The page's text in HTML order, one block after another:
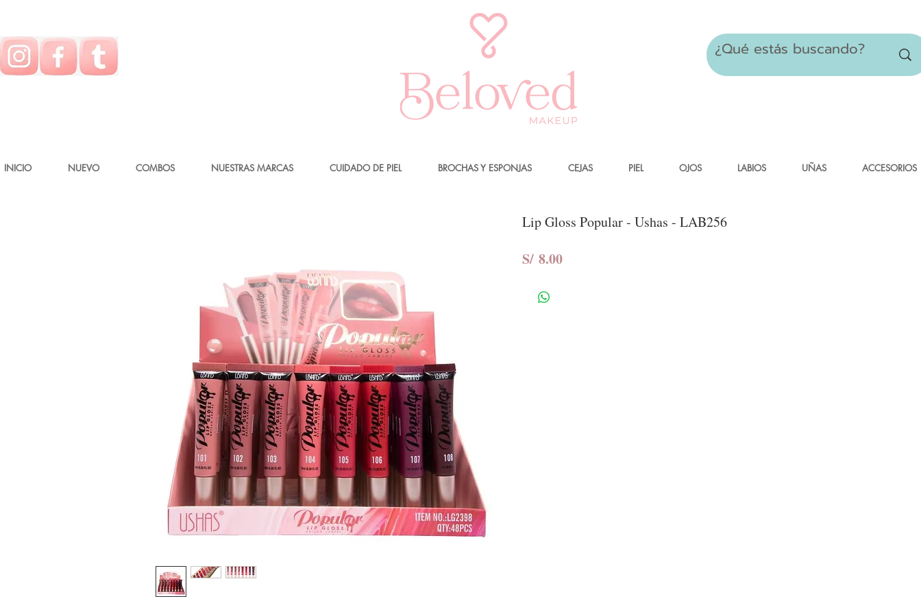
INICIO NUEVO COMBOS NUESTRAS MARCAS CUIDADO DE PIEL BROCHAS Y ESPONJAS CEJAS PIEL OJOS LABIOS UÑAS ACCESORIOS
Lip Gloss Popular - Ushas - LAB256
S/ 8.00Precio